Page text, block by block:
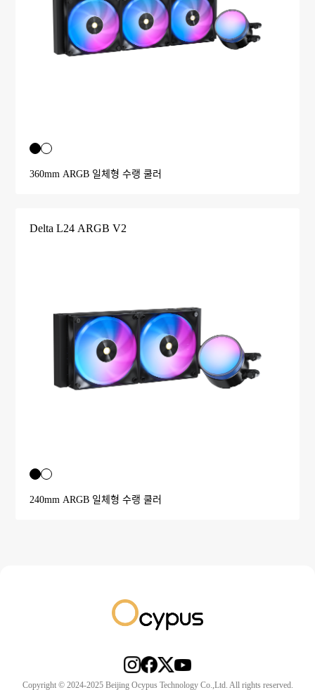
360mm ARGB 일체형 수랭 쿨러
Delta L24 ARGB V2
240mm ARGB 일체형 수랭 쿨러
Copyright © 2024-2025 Beijing Ocypus Technology Co.,Ltd. All rights reserved.